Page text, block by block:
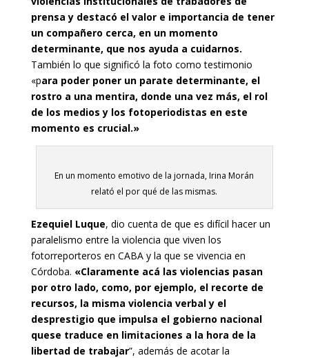
prensa y destacó el valor e importancia de tener
un compañero cerca, en un momento
determinante, que nos ayuda a cuidarnos.
También lo que significó la foto como testimonio
«para poder poner un parate determinante, el
rostro a una mentira, donde una vez más, el rol
de los medios y los fotoperiodistas en este
momento es crucial.»
En un momento emotivo de la jornada, Irina Morán
relató el por qué de las mismas.
Ezequiel Luque, dio cuenta de que es difícil hacer un
paralelismo entre la violencia que viven los
fotorreporteros en CABA y la que se vivencia en
Córdoba. «Claramente acá las violencias pasan
por otro lado, como, por ejemplo, el recorte de
recursos, la misma violencia verbal y el
desprestigio que impulsa el gobierno nacional
quese traduce en limitaciones a la hora de la
libertad de trabajar”, además de acotar la